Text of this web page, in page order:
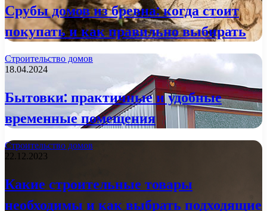
Срубы домов из бревна: когда стоит
покупать и как правильно выбирать
Строительство домов
18.04.2024
Бытовки: практичные и удобные
временные помещения
Строительство домов
22.12.2023
Какие строительные товары
необходимы и как выбрать подходящие